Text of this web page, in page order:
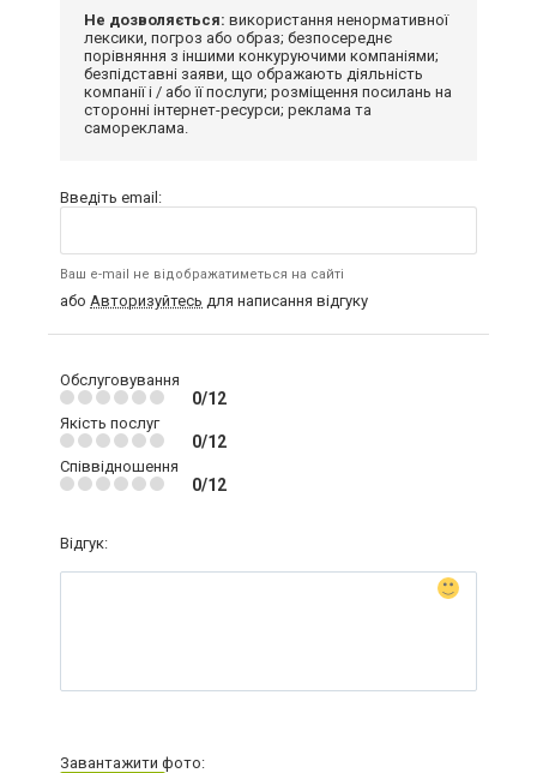
Не дозволяється: використання ненормативної
лексики, погроз або образ; безпосереднє
порівняння з іншими конкуруючими компаніями;
безпідставні заяви, що ображають діяльність
компанії і / або її послуги; розміщення посилань на
сторонні інтернет-ресурси; реклама та
самореклама.
Введіть email:
Ваш e-mail не відображатиметься на сайті
або Авторизуйтесь для написання відгуку
Обслуговування
0/12
Якість послуг
0/12
Співвідношення
0/12
Відгук:
Завантажити фото: